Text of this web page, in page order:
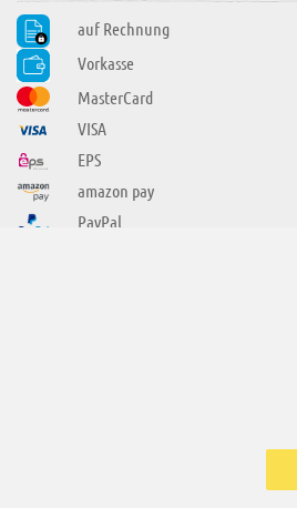
auf Rechnung
Vorkasse
MasterCard
VISA
EPS
amazon pay
PayPal